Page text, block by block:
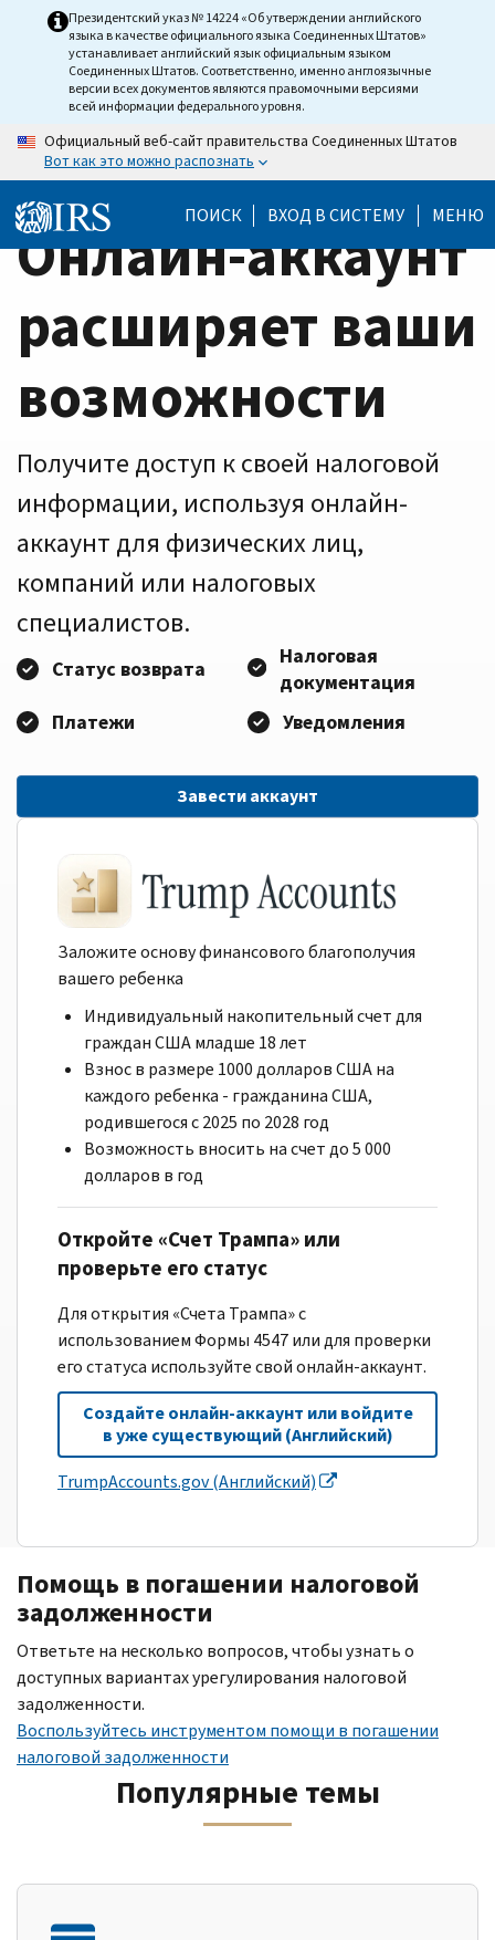
HomeПрезидентский указ № 14224 «Об утверждении английского
языка в качестве официального языка Соединенных Штатов»
устанавливает английский язык официальным языком
Соединенных Штатов. Соответственно, именно англоязычные
версии всех документов являются правомочными версиями
всей информации федерального уровня.
Официальный веб-сайт правительства Соединенных Штатов
Вот как это можно распознать
ПОИСК ВХОД В СИСТЕМУ МЕНЮ
Онлайн-аккаунт
расширяет ваши
возможности
Получите доступ к своей налоговой
информации, используя онлайн-
аккаунт для физических лиц,
компаний или налоговых
специалистов.
Статус возврата
Налоговая
документация
Платежи
Уведомления
Завести аккаунт
Заложите основу финансового благополучия
вашего ребенка
Индивидуальный накопительный счет для
граждан США младше 18 лет
Взнос в размере 1000 долларов США на
каждого ребенка - гражданина США,
родившегося с 2025 по 2028 год
Возможность вносить на счет до 5 000
долларов в год
Откройте «Счет Трампа» или
проверьте его статус
Для открытия «Счета Трампа» с
использованием Формы 4547 или для проверки
его статуса используйте свой онлайн-аккаунт.
Создайте онлайн-аккаунт или войдите
в уже существующий (Английский)
TrumpAccounts.gov (Английский)
Помощь в погашении налоговой
задолженности
Ответьте на несколько вопросов, чтобы узнать о
доступных вариантах урегулирования налоговой
задолженности.
Воспользуйтесь инструментом помощи в погашении
налоговой задолженности
Популярные темы